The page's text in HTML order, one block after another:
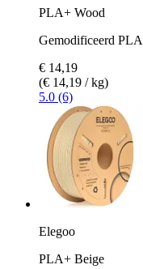
PLA+ Wood
Gemodificeerd
€ 14,19
(€ 14,19 / kg)
5.0 (6)
Elegoo
PLA+ Beige